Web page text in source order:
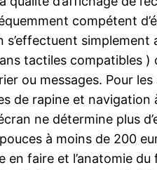
compétent
tactiles compatibles
ou messages. Pour
de rapine et
ne détermine
à moins de 200
en faire et l’anatomie